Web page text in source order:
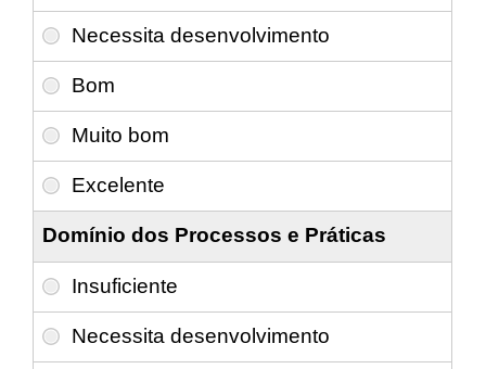
Domínio dos Processos e Práticas